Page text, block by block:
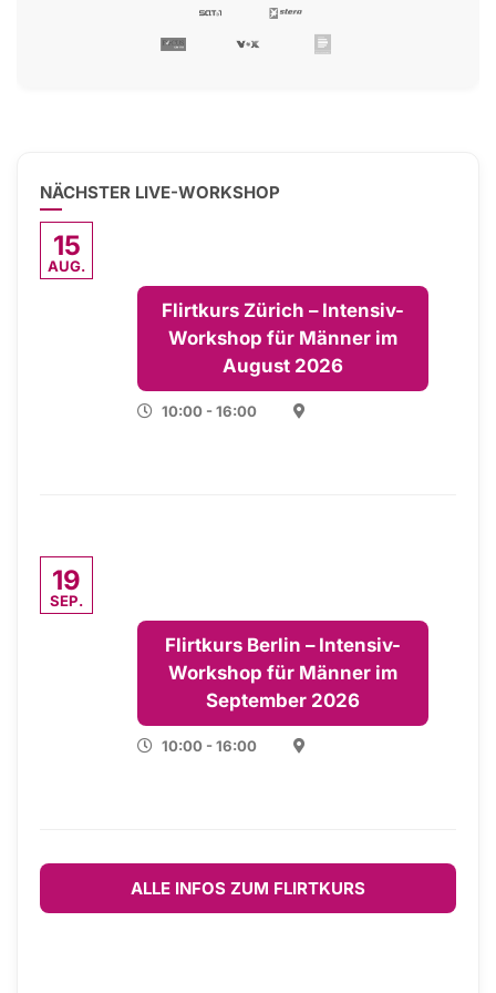
NÄCHSTER LIVE-WORKSHOP
15
AUG.
Flirtkurs Zürich – Intensiv-
Workshop für Männer im
August 2026
10:00 - 16:00
19
SEP.
Flirtkurs Berlin – Intensiv-
Workshop für Männer im
September 2026
10:00 - 16:00
ALLE INFOS ZUM FLIRTKURS